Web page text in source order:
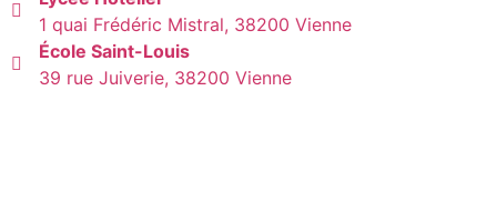
1 quai Frédéric Mistral, 38200 Vienne
École Saint-Louis
39 rue Juiverie, 38200 Vienne